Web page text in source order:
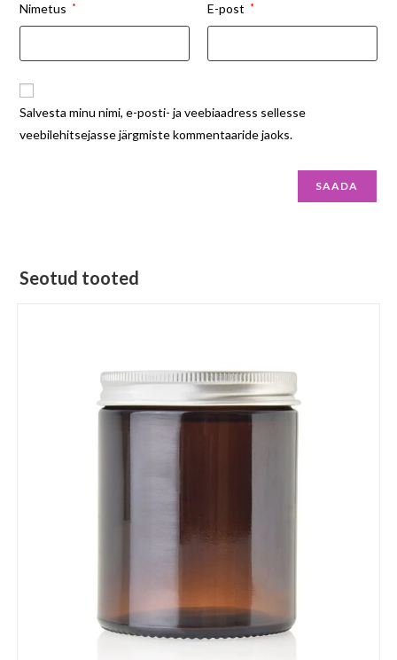
Nimetus * E-post *
Salvesta minu nimi, e-posti- ja veebiaadress sellesse
veebilehitsejasse järgmiste kommentaaride jaoks.
Seotud tooted